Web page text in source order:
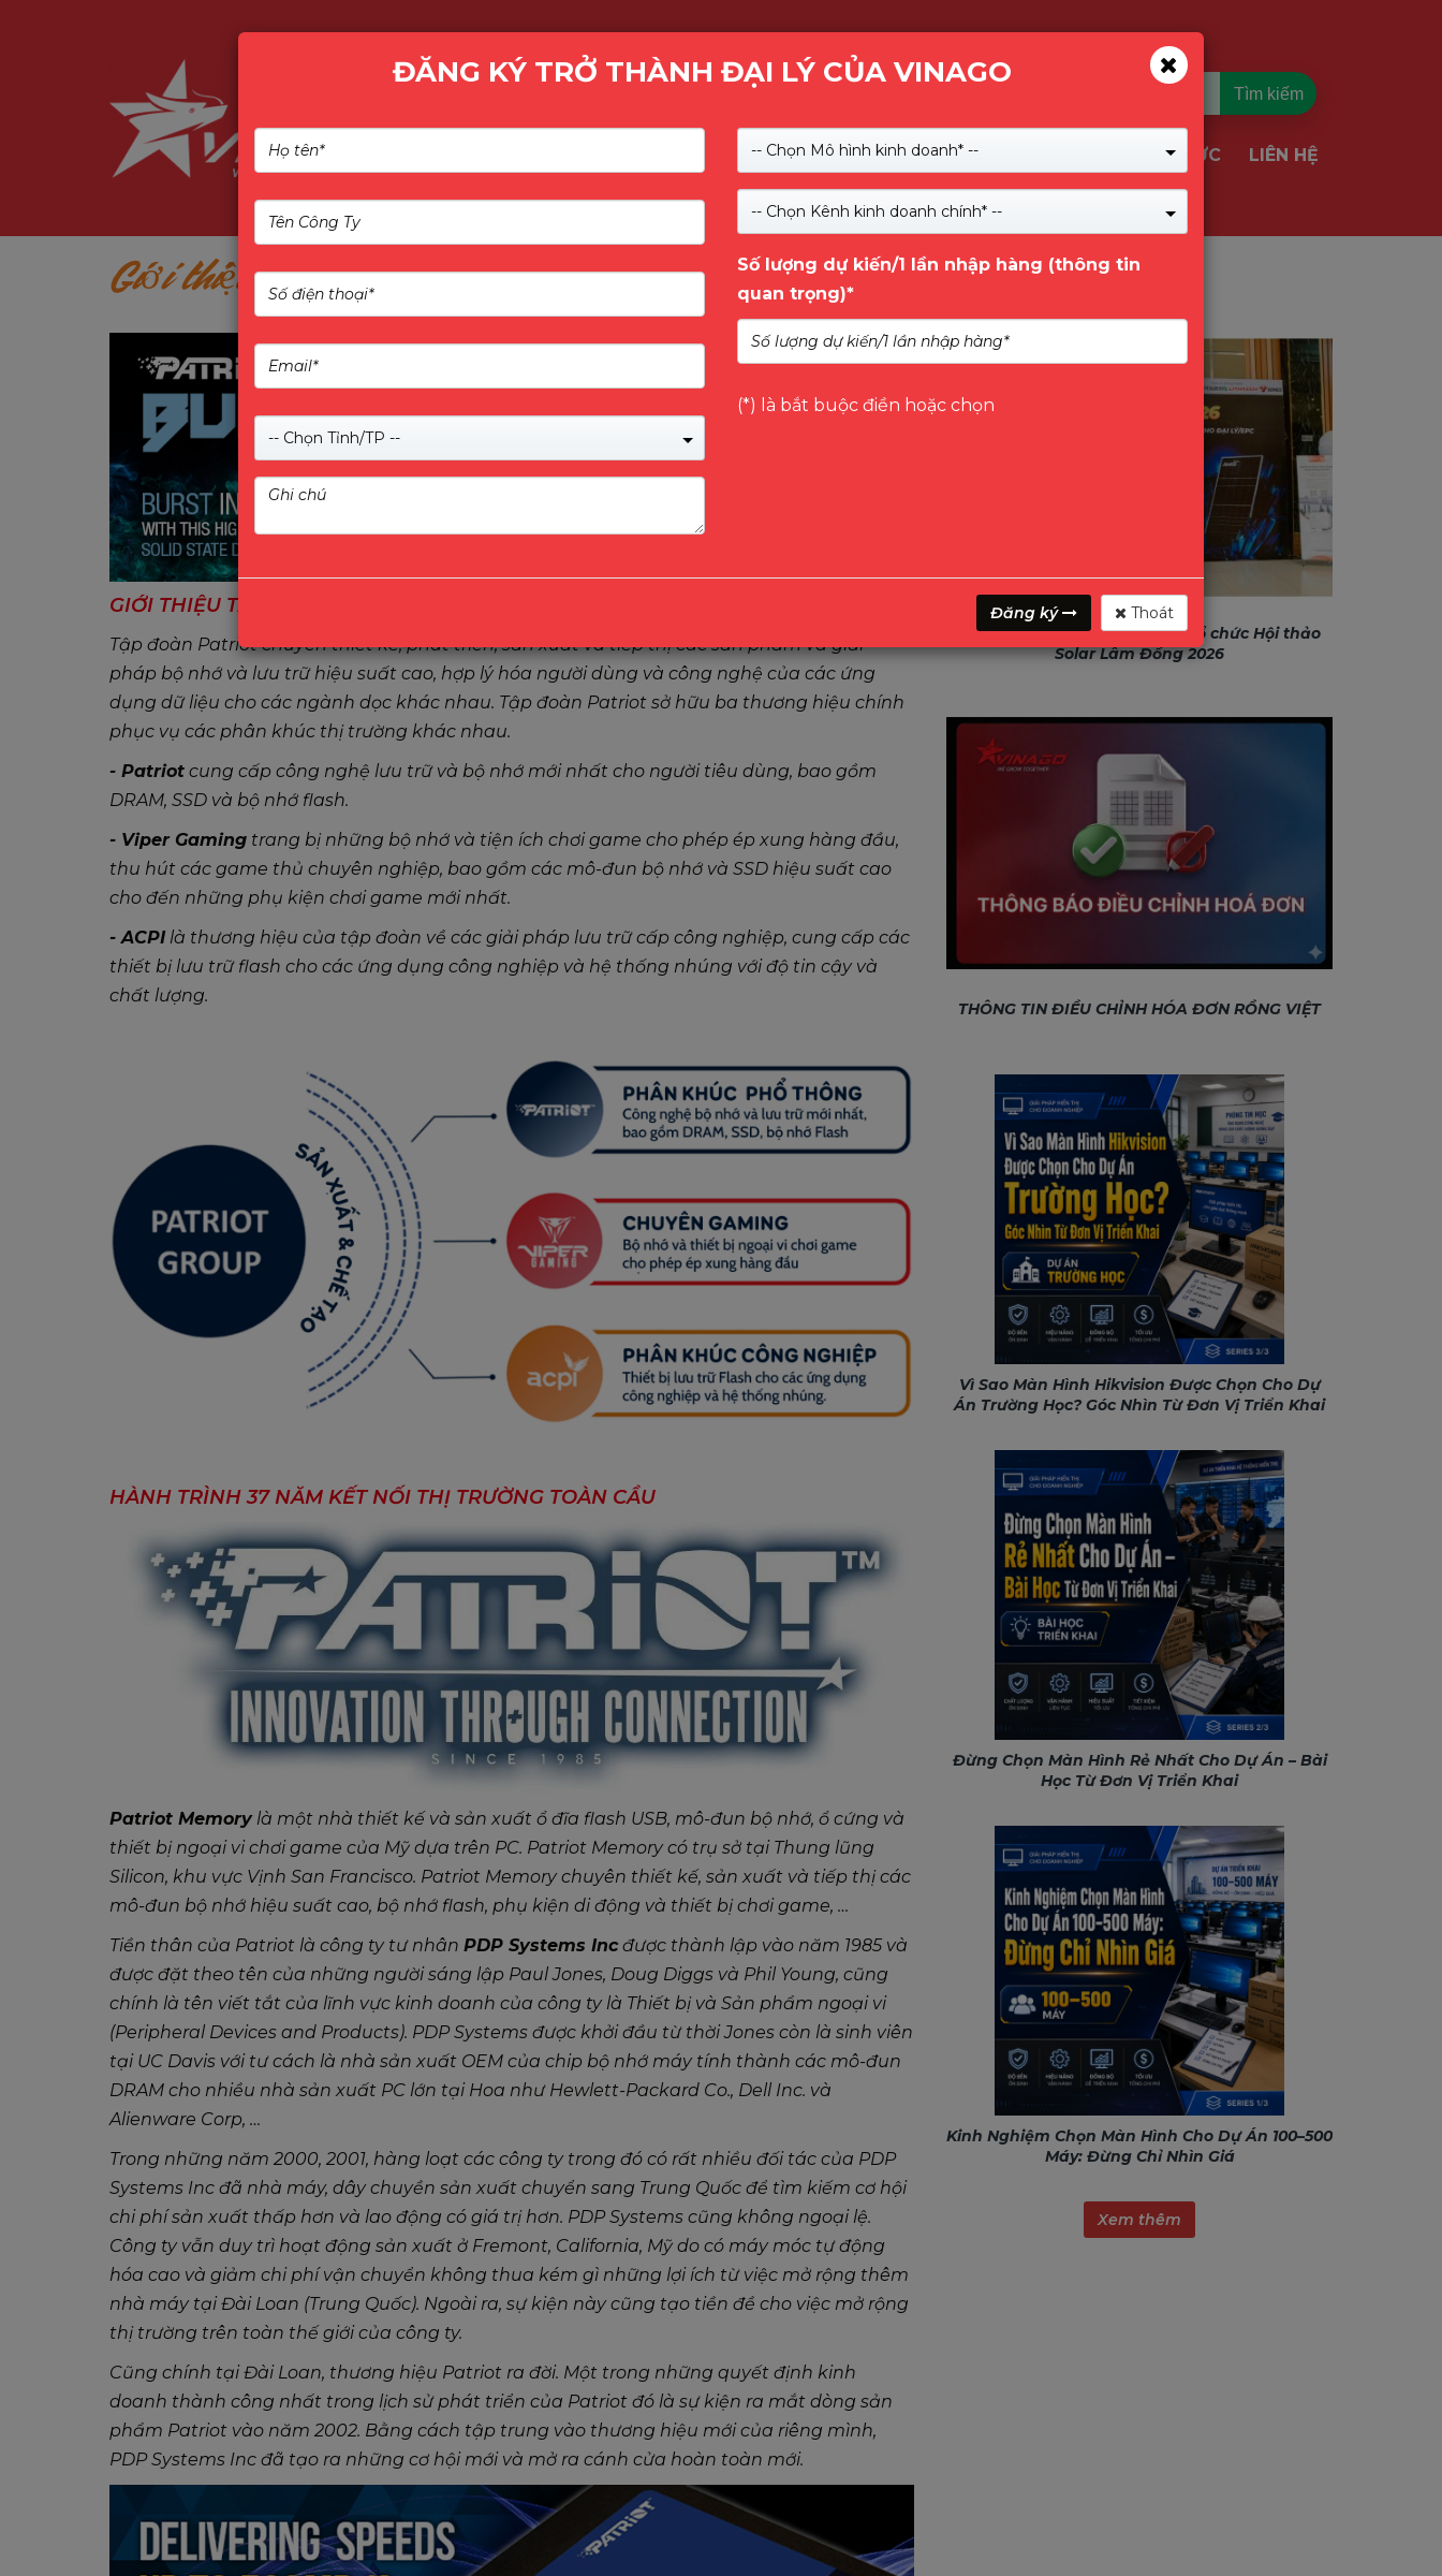
Tìm kiếm
NHÃN HÀNG DỊCH VỤ & GIẢI PHÁP TIN TỨC LIÊN HỆ
Giới thiệu PATRIOT - USA
GIỚI THIỆU TẬP ĐOÀN
Tập đoàn Patriot chuyên thiết kế, phát triển, sản xuất và tiếp thị các sản phẩm và giải
pháp bộ nhớ và lưu trữ hiệu suất cao, hợp lý hóa người dùng và công nghệ của các ứng
dụng dữ liệu cho các ngành dọc khác nhau. Tập đoàn Patriot sở hữu ba thương hiệu chính
phục vụ các phân khúc thị trường khác nhau.
- Patriot cung cấp công nghệ lưu trữ và bộ nhớ mới nhất cho người tiêu dùng, bao gồm
DRAM, SSD và bộ nhớ flash.
- Viper Gaming trang bị những bộ nhớ và tiện ích chơi game cho phép ép xung hàng đầu,
thu hút các game thủ chuyên nghiệp, bao gồm các mô-đun bộ nhớ và SSD hiệu suất cao
cho đến những phụ kiện chơi game mới nhất.
- ACPIlà thương hiệu của tập đoàn về các giải pháp lưu trữ cấp công nghiệp, cung cấp các
thiết bị lưu trữ flash cho các ứng dụng công nghiệp và hệ thống nhúng với độ tin cậy và
chất lượng.
HÀNH TRÌNH 37 NĂM KẾT NỐI THỊ TRƯỜNG TOÀN CẦU
Patriot Memorylà một nhà thiết kế và sản xuất ổ đĩa flash USB, mô-đun bộ nhớ, ổ cứng và
thiết bị ngoại vi chơi game của Mỹ dựa trên PC. Patriot Memory có trụ sở tại Thung lũng
Silicon, khu vực Vịnh San Francisco. Patriot Memory chuyên thiết kế, sản xuất và tiếp thị các
mô-đun bộ nhớ hiệu suất cao, bộ nhớ flash, phụ kiện di động và thiết bị chơi game, …
Tiền thân của Patriot là công ty tư nhân PDP Systems Incđược thành lập vào năm 1985 và
được đặt theo tên của những người sáng lập Paul Jones, Doug Diggs và Phil Young, cũng
chính là tên viết tắt của lĩnh vực kinh doanh của công ty là Thiết bị và Sản phẩm ngoại vi
(Peripheral Devices and Products). PDP Systems được khởi đầu từ thời Jones còn là sinh viên
tại UC Davis với tư cách là nhà sản xuất OEM của chip bộ nhớ máy tính thành các mô-đun
DRAM cho nhiều nhà sản xuất PC lớn tại Hoa như Hewlett-Packard Co., Dell Inc. và
Alienware Corp, …
Trong những năm 2000, 2001, hàng loạt các công ty trong đó có rất nhiều đối tác của PDP
Systems Inc đã nhà máy, dây chuyền sản xuất chuyển sang Trung Quốc để tìm kiếm cơ hội
chi phí sản xuất thấp hơn và lao động có giá trị hơn. PDP Systems cũng không ngoại lệ.
Công ty vẫn duy trì hoạt động sản xuất ở Fremont, California, Mỹ do có máy móc tự động
hóa cao và giảm chi phí vận chuyển không thua kém gì những lợi ích từ việc mở rộng thêm
nhà máy tại Đài Loan (Trung Quốc). Ngoài ra, sự kiện này cũng tạo tiền đề cho việc mở rộng
thị trường trên toàn thế giới của công ty.
Cũng chính tại Đài Loan, thương hiệu Patriot ra đời. Một trong những quyết định kinh
doanh thành công nhất trong lịch sử phát triển của Patriot đó là sự kiện ra mắt dòng sản
phẩm Patriot vào năm 2002. Bằng cách tập trung vào thương hiệu mới của riêng mình,
PDP Systems Inc đã tạo ra những cơ hội mới và mở ra cánh cửa hoàn toàn mới.
Tin Tức
GONEO & VINAGO hân hạnh tổ chức Hội thảo
Solar Lâm Đồng 2026
THÔNG TIN ĐIỀU CHỈNH HÓA ĐƠN RỒNG VIỆT
Vì Sao Màn Hình Hikvision Được Chọn Cho Dự
Án Trường Học? Góc Nhìn Từ Đơn Vị Triển Khai
Đừng Chọn Màn Hình Rẻ Nhất Cho Dự Án – Bài
Học Từ Đơn Vị Triển Khai
Kinh Nghiệm Chọn Màn Hình Cho Dự Án 100–500
Máy: Đừng Chỉ Nhìn Giá
Xem thêm
ĐĂNG KÝ TRỞ THÀNH ĐẠI LÝ CỦA VINAGO
-- Chọn Tỉnh/TP --
-- Chọn Mô hình kinh doanh* --
-- Chọn Kênh kinh doanh chính* --
Số lượng dự kiến/1 lần nhập hàng (thông tin
quan trọng)*
(*) là bắt buộc điền hoặc chọn
Đăng ký Thoát